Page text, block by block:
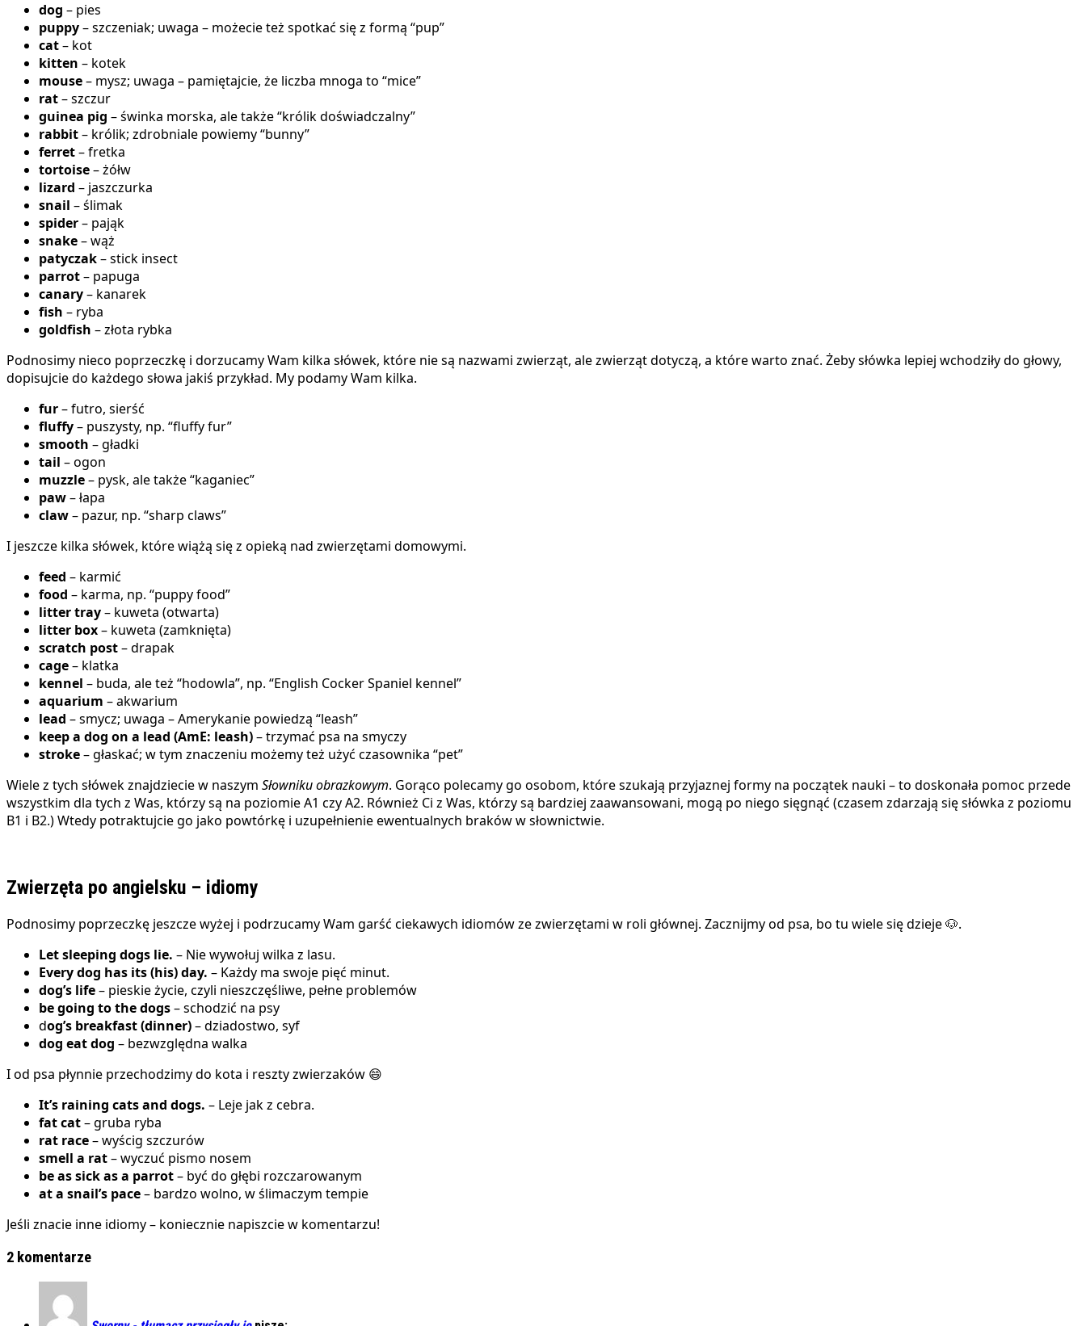
dog – pies
puppy– szczeniak; uwaga – możecie też spotkać się z formą “pup”
cat– kot
kitten – kotek
mouse– mysz; uwaga – pamiętajcie, że liczba mnoga to “mice”
rat– szczur
guinea pig – świnka morska, ale także “królik doświadczalny”
rabbit– królik; zdrobniale powiemy “bunny”
ferret– fretka
tortoise– żółw
lizard – jaszczurka
snail – ślimak
spider– pająk
snake– wąż
patyczak– stick insect
parrot– papuga
canary– kanarek
fish – ryba
goldfish – złota rybka
Podnosimy nieco poprzeczkę i dorzucamy Wam kilka słówek, które nie są nazwami zwierząt, ale zwierząt dotyczą, a które warto znać. Żeby słówka lepiej wchodziły do głowy,
dopisujcie do każdego słowa jakiś przykład. My podamy Wam kilka.
fur– futro, sierść
fluffy– puszysty, np. “fluffy fur”
smooth – gładki
tail – ogon
muzzle– pysk, ale także “kaganiec”
paw– łapa
claw– pazur, np. “sharp claws”
I jeszcze kilka słówek, które wiążą się z opieką nad zwierzętami domowymi.
feed – karmić
food – karma, np. “puppy food”
litter tray– kuweta (otwarta)
litter box– kuweta (zamknięta)
scratch post– drapak
cage– klatka
kennel – buda, ale też “hodowla”, np. “English Cocker Spaniel kennel”
aquarium – akwarium
lead – smycz; uwaga – Amerykanie powiedzą “leash”
keep a dog on a lead (AmE: leash)– trzymać psa na smyczy
stroke– głaskać; w tym znaczeniu możemy też użyć czasownika “pet”
Wiele z tych słówek znajdziecie w naszym Słowniku obrazkowym. Gorąco polecamy go osobom, które szukają przyjaznej formy na początek nauki – to doskonała pomoc przede
wszystkim dla tych z Was, którzy są na poziomie A1 czy A2. Również Ci z Was, którzy są bardziej zaawansowani, mogą po niego sięgnąć (czasem zdarzają się słówka z poziomu
B1 i B2.) Wtedy potraktujcie go jako powtórkę i uzupełnienie ewentualnych braków w słownictwie.
Zwierzęta po angielsku – idiomy
Podnosimy poprzeczkę jeszcze wyżej i podrzucamy Wam garść ciekawych idiomów ze zwierzętami w roli głównej. Zacznijmy od psa, bo tu wiele się dzieje 🐶.
Let sleeping dogs lie. – Nie wywołuj wilka z lasu.
Every dog has its (his) day. – Każdy ma swoje pięć minut.
dog’s life– pieskie życie, czyli nieszczęśliwe, pełne problemów
be going to the dogs– schodzić na psy
dog’s breakfast (dinner)– dziadostwo, syf
dog eat dog – bezwzględna walka
I od psa płynnie przechodzimy do kota i reszty zwierzaków 😄
It’s raining cats and dogs. – Leje jak z cebra.
fat cat– gruba ryba
rat race– wyścig szczurów
smell a rat– wyczuć pismo nosem
be as sick as a parrot– być do głębi rozczarowanym
at a snail’s pace– bardzo wolno, w ślimaczym tempie
Jeśli znacie inne idiomy – koniecznie napiszcie w komentarzu!
2 komentarze